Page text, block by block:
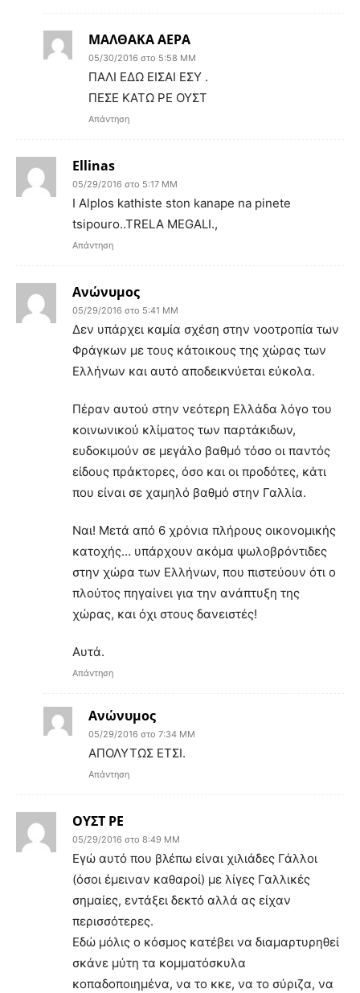
ΜΑΛΘΑΚΑ ΑΕΡΑ
05/30/2016 στο 5:58 ΜΜ
ΠΑΛΙ ΕΔΩ ΕΙΣΑΙ ΕΣΥ .
ΠΕΣΕ ΚΑΤΩ ΡΕ ΟΥΣΤ
Απάντηση
Ellinas
05/29/2016 στο 5:17 ΜΜ
I Alplos kathiste ston kanape na pinete
tsipouro..TRELA MEGALI.,
Απάντηση
Ανώνυμος
05/29/2016 στο 5:41 ΜΜ
Δεν υπάρχει καμία σχέση στην νοοτροπία των
Φράγκων με τους κάτοικους της χώρας των
Ελλήνων και αυτό αποδεικνύεται εύκολα.
Πέραν αυτού στην νεότερη Ελλάδα λόγο του
κοινωνικού κλίματος των παρτάκιδων,
ευδοκιμούν σε μεγάλο βαθμό τόσο οι παντός
είδους πράκτορες, όσο και οι προδότες, κάτι
που είναι σε χαμηλό βαθμό στην Γαλλία.
Ναι! Μετά από 6 χρόνια πλήρους οικονομικής
κατοχής… υπάρχουν ακόμα ψωλοβρόντιδες
στην χώρα των Ελλήνων, που πιστεύουν ότι ο
πλούτος πηγαίνει για την ανάπτυξη της
χώρας, και όχι στους δανειστές!
Αυτά.
Απάντηση
Ανώνυμος
05/29/2016 στο 7:34 ΜΜ
ΑΠΟΛΥΤΩΣ ΕΤΣΙ.
Απάντηση
ΟΥΣΤ ΡΕ
05/29/2016 στο 8:49 ΜΜ
Εγώ αυτό που βλέπω είναι χιλιάδες Γάλλοι
(όσοι έμειναν καθαροί) με λίγες Γαλλικές
σημαίες, εντάξει δεκτό αλλά ας είχαν
περισσότερες.
Εδώ μόλις ο κόσμος κατέβει να διαμαρτυρηθεί
σκάνε μύτη τα κομματόσκυλα
κοπαδοποιημένα, να το κκε, να το σύριζα, να